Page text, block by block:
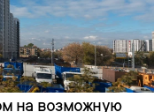
на возможную